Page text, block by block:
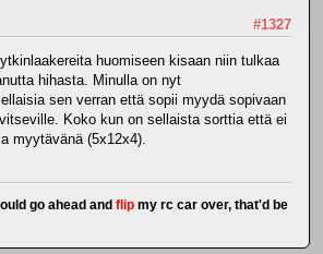
#1327
huomiseen kisaan niin tulkaa
hihasta. Minulla on nyt
sen verran että sopii myydä sopivaan
Koko kun on sellaista sorttia että ei
myytävänä (5x12x4).
go ahead and flip my rc car over, that'd be